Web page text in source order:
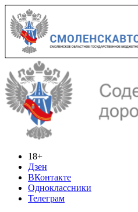
18+
Дзен
ВКонтакте
Одноклассники
Телеграм